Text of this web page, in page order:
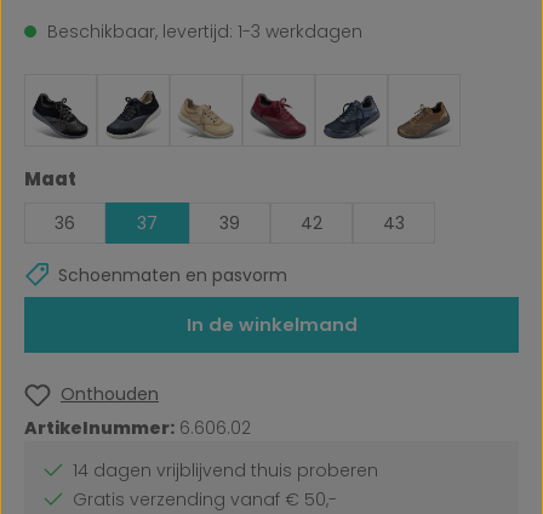
Beschikbaar, levertijd: 1-3 werkdagen
Selecteer
Maat
36 37 39 42 43
Schoenmaten en pasvorm
In de winkelmand
Onthouden
Artikelnummer: 6.606.02
14 dagen vrijblijvend thuis proberen
Gratis verzending vanaf € 50,-